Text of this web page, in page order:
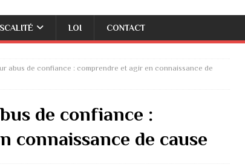
LOI CONTACT
abus de confiance : comprendre et agir en connaissance de
de confiance :
connaissance de cause